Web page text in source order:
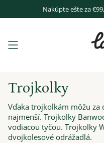
Nakúpte ešte za
Trojkolky
Vďaka trojkolkám môžu za
najmenší. Trojkolky
vodiacou tyčou. Trojkolky
dvojkolesové odrážadlá.